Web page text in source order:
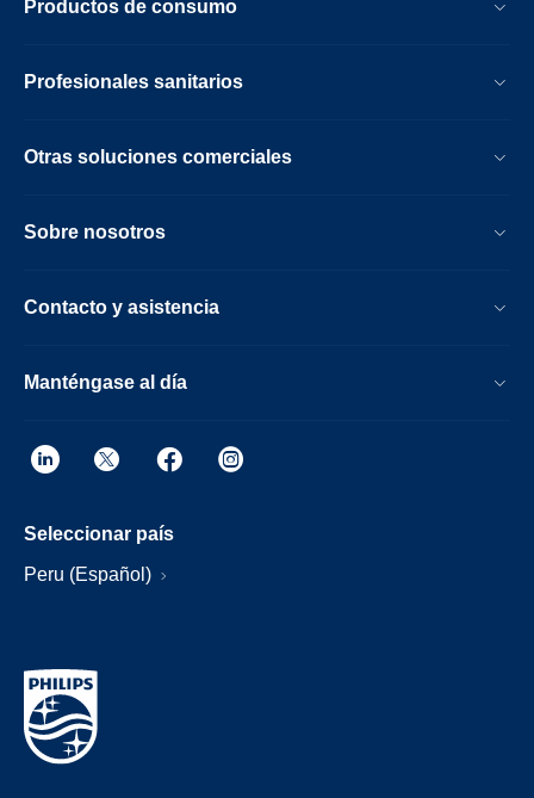
Productos de consumo
Profesionales sanitarios
Otras soluciones comerciales
Sobre nosotros
Contacto y asistencia
Manténgase al día
Seleccionar país
Peru (Español)